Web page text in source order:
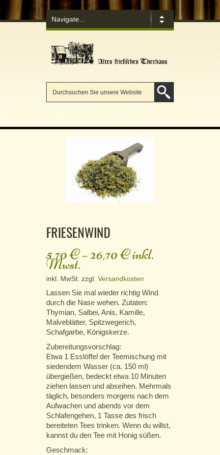
FRIESENWIND
5,70€–26,70€inkl.
Mwst.
inkl. MwSt. zzgl. Versandkosten
Lassen Sie mal wieder richtig Wind
durch die Nase wehen. Zutaten:
Thymian, Salbei, Anis, Kamille,
Malveblätter, Spitzwegerich,
Schafgarbe, Königskerze.
Zubereitungsvorschlag:
Etwa 1 Esslöffel der Teemischung mit
siedendem Wasser (ca. 150 ml)
übergießen, bedeckt etwa 10 Minuten
ziehen lassen und abseihen. Mehrmals
täglich, besonders morgens nach dem
Aufwachen und abends vor dem
Schlafengehen, 1 Tasse des frisch
bereiteten Tees trinken. Wenn du willst,
kannst du den Tee mit Honig süßen.
Geschmack: